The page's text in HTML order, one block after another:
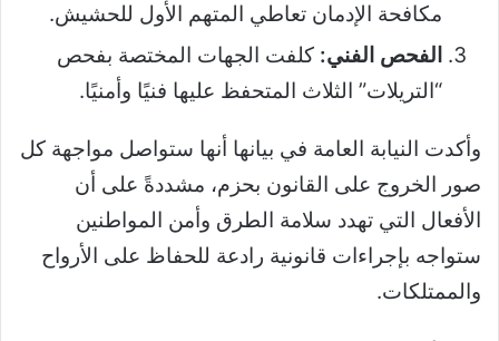
مكافحة الإدمان تعاطي المتهم الأول للحشيش.
الفحص الفني: كلفت الجهات المختصة بفحص
“التريلات” الثلاث المتحفظ عليها فنيًا وأمنيًا.
وأكدت النيابة العامة في بيانها أنها ستواصل مواجهة كل
صور الخروج على القانون بحزم، مشددةً على أن
الأفعال التي تهدد سلامة الطرق وأمن المواطنين
ستواجه بإجراءات قانونية رادعة للحفاظ على الأرواح
والممتلكات.